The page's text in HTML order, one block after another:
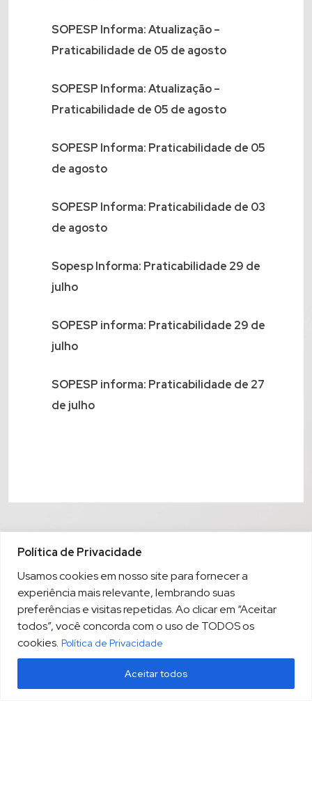
Política de Privacidade
Usamos cookies em nosso site para fornecer a
experiência mais relevante, lembrando suas
preferências e visitas repetidas. Ao clicar em “Aceitar
todos”, você concorda com o uso de TODOS os
cookies. Política de Privacidade
Aceitar todos
SOPESP Informa: Atualização –
Praticabilidade de 05 de agosto
SOPESP Informa: Atualização –
Praticabilidade de 05 de agosto
SOPESP Informa: Praticabilidade de 05
de agosto
SOPESP Informa: Praticabilidade de 03
de agosto
Sopesp Informa: Praticabilidade 29 de
julho
SOPESP informa: Praticabilidade 29 de
julho
SOPESP informa: Praticabilidade de 27
de julho